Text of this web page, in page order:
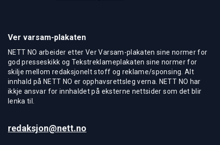
Ver varsam-plakaten
NETT NO arbeider etter Ver Varsam-plakaten sine normer for
god presseskikk og Tekstreklameplakaten sine normer for
skilje mellom redaksjonelt stoff og reklame/sponsing. Alt
innhald på NETT NO er opphavsrettsleg verna. NETT NO har
ikkje ansvar for innhaldet på eksterne nettsider som det blir
lenka til.
redaksjon@nett.no